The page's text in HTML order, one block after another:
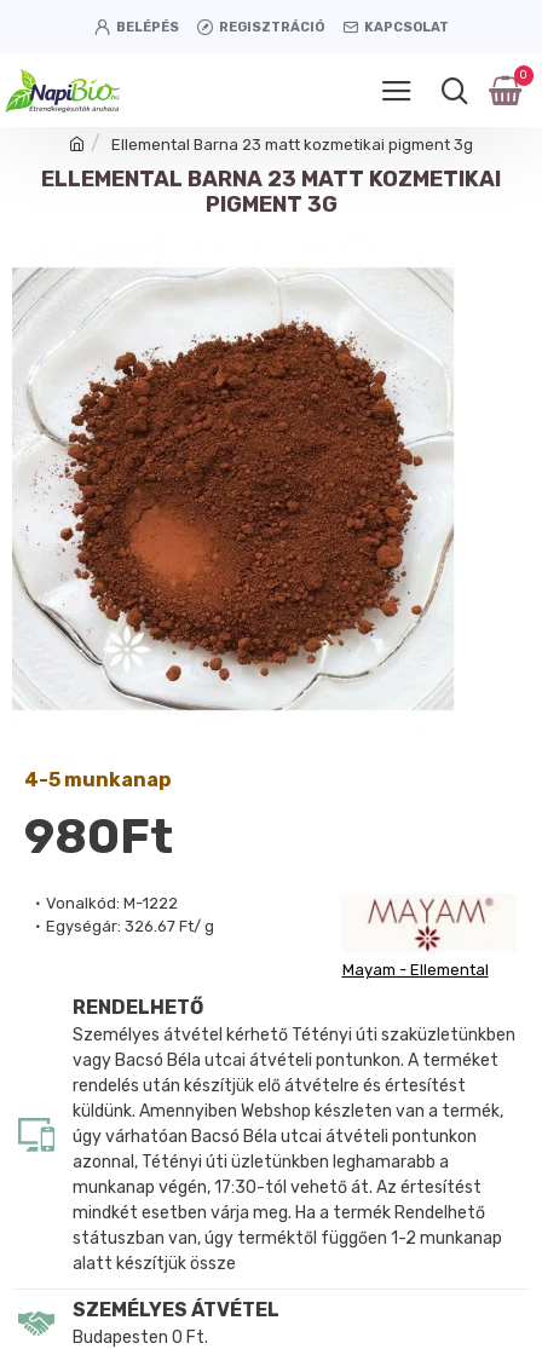
BELÉPÉS REGISZTRÁCIÓ KAPCSOLAT
0
Ellemental Barna 23 matt kozmetikai pigment 3g
ELLEMENTAL BARNA 23 MATT KOZMETIKAI
PIGMENT 3G
Vonalkód: M-1222
Egységár: 326.67 Ft/ g
Mayam - Ellemental
4-5 munkanap
980Ft
RENDELHETŐ
Személyes átvétel kérhető Tétényi úti szaküzletünkben
vagy Bacsó Béla utcai átvételi pontunkon. A terméket
rendelés után készítjük elő átvételre és értesítést
küldünk. Amennyiben Webshop készleten van a termék,
úgy várhatóan Bacsó Béla utcai átvételi pontunkon
azonnal, Tétényi úti üzletünkben leghamarabb a
munkanap végén, 17:30-tól vehető át. Az értesítést
mindkét esetben várja meg. Ha a termék Rendelhető
státuszban van, úgy terméktől függően 1-2 munkanap
alatt készítjük össze
SZEMÉLYES ÁTVÉTEL
Budapesten 0 Ft.